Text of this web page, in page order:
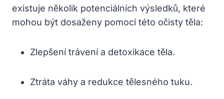
existuje několik potenciálních výsledků, které
mohou být dosaženy pomocí této očisty těla:
Zlepšení trávení a detoxikace těla.
Ztráta váhy a redukce tělesného tuku.